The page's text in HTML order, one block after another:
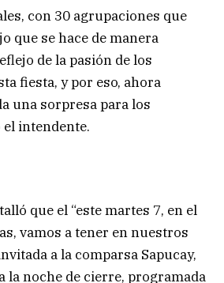
con 30 agrupaciones que
que se hace de manera
de la pasión de los
fiesta, y por eso, ahora
una sorpresa para los
el intendente.
que el “este martes 7, en el
vamos a tener en nuestros
a la comparsa Sapucay,
la noche de cierre, programada